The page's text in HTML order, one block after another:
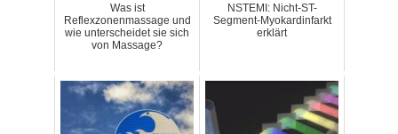
Was ist
Reflexzonenmassage und
wie unterscheidet sie sich
von Massage?
NSTEMI: Nicht-ST-
Segment-Myokardinfarkt
erklärt